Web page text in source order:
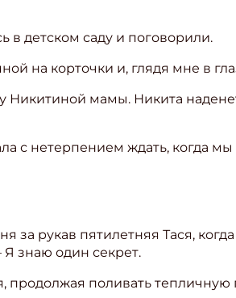
детском саду и поговорили.
на корточки и, глядя мне в
Никитиной мамы. Никита
с нетерпением ждать, когда
за рукав пятилетняя Тася,
знаю один секрет.
продолжая поливать тепличную